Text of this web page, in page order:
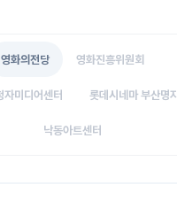
영화의전당 영화진흥위원회
자미디어센터 롯데시네마 부산명지
낙동아트센터